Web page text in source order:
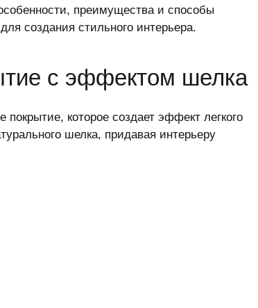
преимущества и способы
создания стильного интерьера.
с эффектом шелка
которое создает эффект легкого
шелка, придавая интерьеру